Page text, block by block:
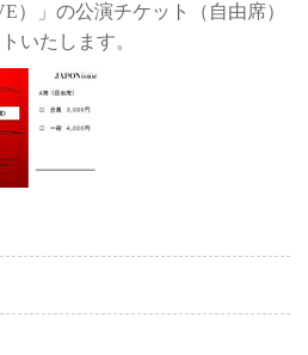
」の公演チケット（自由席）
いたします。